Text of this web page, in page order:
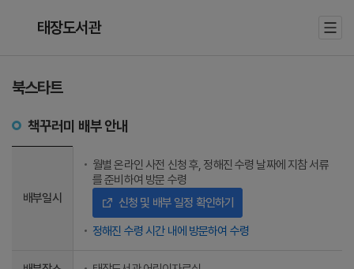
태장도서관
북스타트
책꾸러미 배부 안내
배부일시
월별 온라인 사전 신청 후, 정해진 수령 날짜에 지참 서류
를 준비하여 방문 수령
신청 및 배부 일정 확인하기
정해진 수령 시간 내에 방문하여 수령